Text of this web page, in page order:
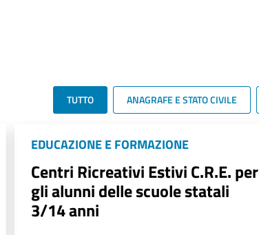
TUTTO ANAGRAFE E STATO CIVILE
EDUCAZIONE E FORMAZIONE
Centri Ricreativi Estivi C.R.E. per
gli alunni delle scuole statali
3/14 anni